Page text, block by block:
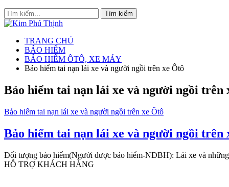
TRANG CHỦ
BẢO HIỂM
BẢO HIỂM ÔTÔ, XE MÁY
Bảo hiểm tai nạn lái xe và người ngồi trên xe Ôtô
Bảo hiểm tai nạn lái xe và người ngồi trên
Bảo hiểm tai nạn lái xe và người ngồi trên xe Ôtô
Bảo hiểm tai nạn lái xe và người ngồi trên
Đối tượng bảo hiểm(Người được bảo hiểm-NĐBH): Lái xe và
HỖ TRỢ KHÁCH HÀNG